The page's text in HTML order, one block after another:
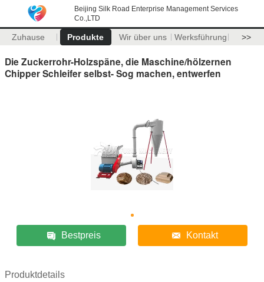
Beijing Silk Road Enterprise Management Services
Co.,LTD
Zuhause Produkte Wir über uns Werksführung >>
Die Zuckerrohr-Holzspäne, die Maschine/hölzernen
Chipper Schleifer selbst- Sog machen, entwerfen
Bestpreis Kontakt
Produktdetails